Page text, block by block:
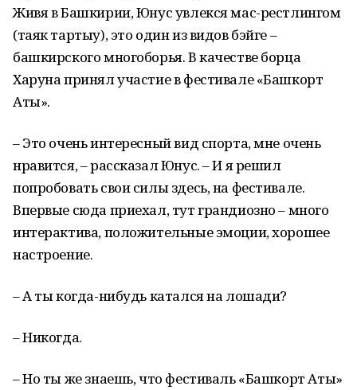
Живя в Башкирии, Юнус увлекся мас-рестлингом
(таяк тартыу), это один из видов бэйге –
башкирского многоборья. В качестве борца
Харуна принял участие в фестивале «Башкорт
Аты».
– Это очень интересный вид спорта, мне очень
нравится, – рассказал Юнус. – И я решил
попробовать свои силы здесь, на фестивале.
Впервые сюда приехал, тут грандиозно – много
интерактива, положительные эмоции, хорошее
настроение.
– А ты когда-нибудь катался на лошади?
– Никогда.
– Но ты же знаешь, что фестиваль «Башкорт Аты»